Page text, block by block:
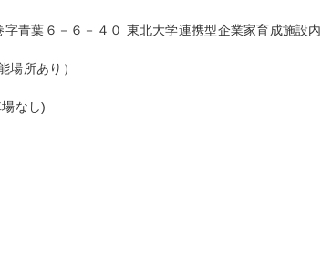
青葉６－６－４０ 東北大学連携型企業家育成施設内
場所あり）
なし)